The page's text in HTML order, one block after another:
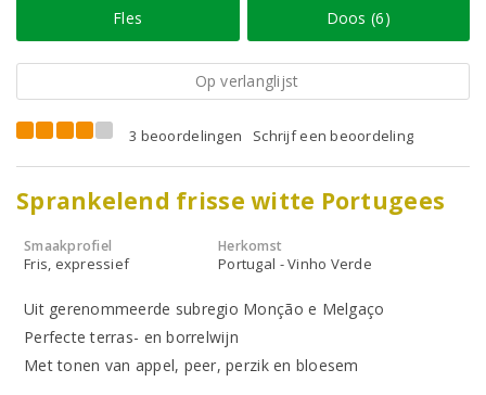
Fles Doos (6)
Op verlanglijst
3 beoordelingen Schrijf een beoordeling
Sprankelend frisse witte Portugees
Smaakprofiel
Fris, expressief
Herkomst
Portugal - Vinho Verde
Uit gerenommeerde subregio Monção e Melgaço
Perfecte terras- en borrelwijn
Met tonen van appel, peer, perzik en bloesem